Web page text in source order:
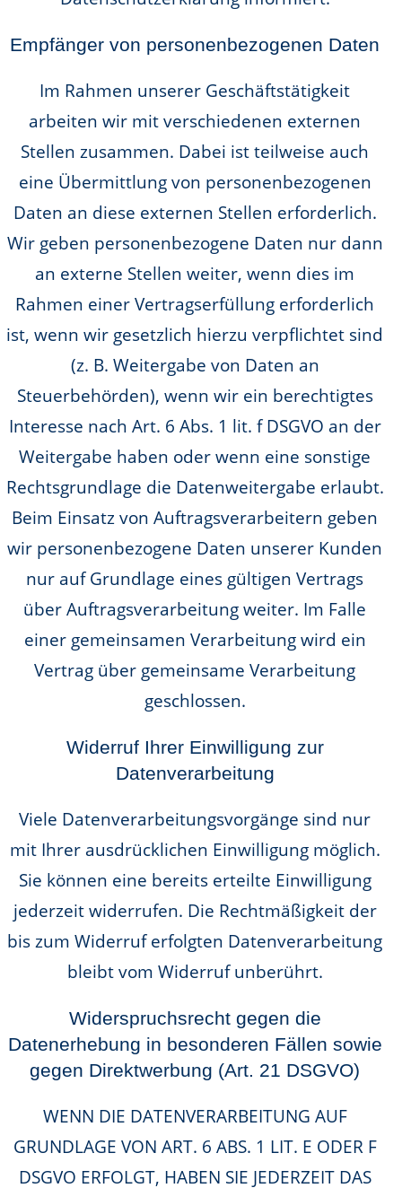
Empfänger von personenbezogenen Daten
Im Rahmen unserer Geschäftstätigkeit
arbeiten wir mit verschiedenen externen
Stellen zusammen. Dabei ist teilweise auch
eine Übermittlung von personenbezogenen
Daten an diese externen Stellen erforderlich.
Wir geben personenbezogene Daten nur dann
an externe Stellen weiter, wenn dies im
Rahmen einer Vertragserfüllung erforderlich
ist, wenn wir gesetzlich hierzu verpflichtet sind
(z. B. Weitergabe von Daten an
Steuerbehörden), wenn wir ein berechtigtes
Interesse nach Art. 6 Abs. 1 lit. f DSGVO an der
Weitergabe haben oder wenn eine sonstige
Rechtsgrundlage die Datenweitergabe erlaubt.
Beim Einsatz von Auftragsverarbeitern geben
wir personenbezogene Daten unserer Kunden
nur auf Grundlage eines gültigen Vertrags
über Auftragsverarbeitung weiter. Im Falle
einer gemeinsamen Verarbeitung wird ein
Vertrag über gemeinsame Verarbeitung
geschlossen.
Widerruf Ihrer Einwilligung zur
Datenverarbeitung
Viele Datenverarbeitungsvorgänge sind nur
mit Ihrer ausdrücklichen Einwilligung möglich.
Sie können eine bereits erteilte Einwilligung
jederzeit widerrufen. Die Rechtmäßigkeit der
bis zum Widerruf erfolgten Datenverarbeitung
bleibt vom Widerruf unberührt.
Widerspruchsrecht gegen die
Datenerhebung in besonderen Fällen sowie
gegen Direktwerbung (Art. 21 DSGVO)
WENN DIE DATENVERARBEITUNG AUF
GRUNDLAGE VON ART. 6 ABS. 1 LIT. E ODER F
DSGVO ERFOLGT, HABEN SIE JEDERZEIT DAS